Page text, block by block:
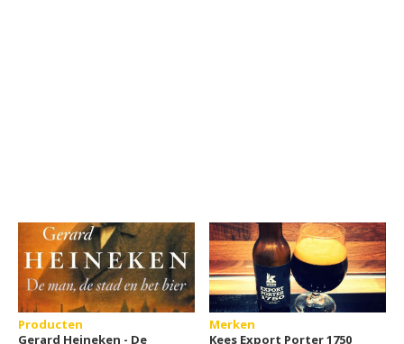
Producten
Gerard Heineken - De
Merken
Kees Export Porter 1750